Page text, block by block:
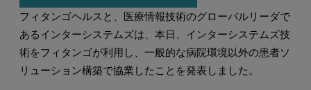
フィタンゴヘルスと、医療情報技術のグローバルリーダで
あるインターシステムズは、本日、インターシステムズ技
術をフィタンゴが利用し、一般的な病院環境以外の患者ソ
リューション構築で協業したことを発表しました。